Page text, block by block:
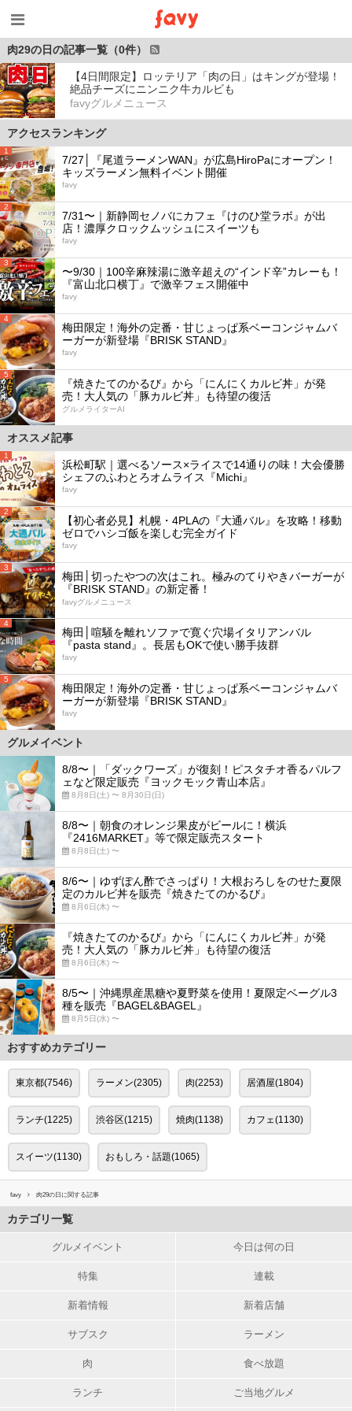
肉29の日の記事一覧（0件）
【4日間限定】ロッテリア「肉の日」はキングが登場！
絶品チーズにニンニク牛カルビも
favyグルメニュース
アクセスランキング
1
7/27│『尾道ラーメンWAN』が広島HiroPaにオープン！
キッズラーメン無料イベント開催
favy
2
7/31〜｜新静岡セノバにカフェ『けのひ堂ラボ』が出
店！濃厚クロックムッシュにスイーツも
favy
3
〜9/30｜100辛麻辣湯に激辛超えの“インド辛”カレーも！
『富山北口横丁』で激辛フェス開催中
favy
4
梅田限定！海外の定番・甘じょっぱ系ベーコンジャムバ
ーガーが新登場『BRISK STAND』
favy
5
『焼きたてのかるび』から「にんにくカルビ丼」が発
売！大人気の「豚カルビ丼」も待望の復活
グルメライターAI
オススメ記事
1
浜松町駅｜選べるソース×ライスで14通りの味！大会優勝
シェフのふわとろオムライス『Michi』
favy
2
【初心者必見】札幌・4PLAの『大通バル』を攻略！移動
ゼロでハシゴ飯を楽しむ完全ガイド
favy
3
梅田│切ったやつの次はこれ。極みのてりやきバーガーが
『BRISK STAND』の新定番！
favyグルメニュース
4
梅田│喧騒を離れソファで寛ぐ穴場イタリアンバル
『pasta stand』。長居もOKで使い勝手抜群
favy
5
梅田限定！海外の定番・甘じょっぱ系ベーコンジャムバ
ーガーが新登場『BRISK STAND』
favy
グルメイベント
8/8〜｜「ダックワーズ」が復刻！ピスタチオ香るパルフ
ェなど限定販売『ヨックモック青山本店』
8月8日(土) 〜 8月30日(日)
8/8〜｜朝食のオレンジ果皮がビールに！横浜
『2416MARKET』等で限定販売スタート
8月8日(土) 〜
8/6〜｜ゆずぽん酢でさっぱり！大根おろしをのせた夏限
定のカルビ丼を販売『焼きたてのかるび』
8月6日(木) 〜
『焼きたてのかるび』から「にんにくカルビ丼」が発
売！大人気の「豚カルビ丼」も待望の復活
8月6日(木) 〜
8/5〜｜沖縄県産黒糖や夏野菜を使用！夏限定ベーグル3
種を販売『BAGEL&BAGEL』
8月5日(水) 〜
おすすめカテゴリー
東京都(7546) ラーメン(2305) 肉(2253) 居酒屋(1804)
ランチ(1225) 渋谷区(1215) 焼肉(1138) カフェ(1130)
スイーツ(1130) おもしろ・話題(1065)
favy 肉29の日に関する記事
カテゴリ一覧
グルメイベント 今日は何の日
特集 連載
新着情報 新着店舗
サブスク ラーメン
肉 食べ放題
ランチ ご当地グルメ